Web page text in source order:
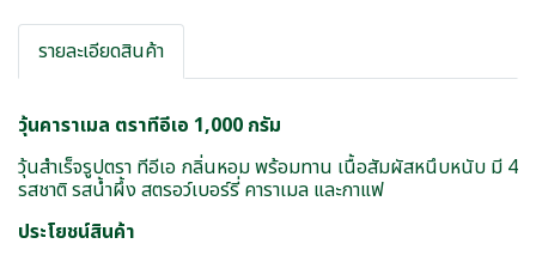
รายละเอียดสินค้า
วุ้นคาราเมล ตราทีอีเอ 1,000 กรัม
วุ้นสำเร็จรูปตรา ทีอีเอ กลิ่นหอม พร้อมทาน เนื้อสัมผัสหนึบหนับ มี 4
รสชาติ รสน้ำผึ้ง สตรอว์เบอร์รี่ คาราเมล และกาแฟ
ประโยชน์สินค้า